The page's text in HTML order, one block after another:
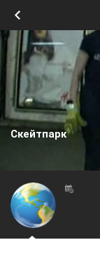
Скейтпарк